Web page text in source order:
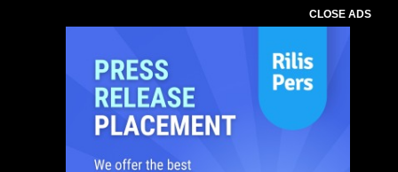
CLOSE ADS